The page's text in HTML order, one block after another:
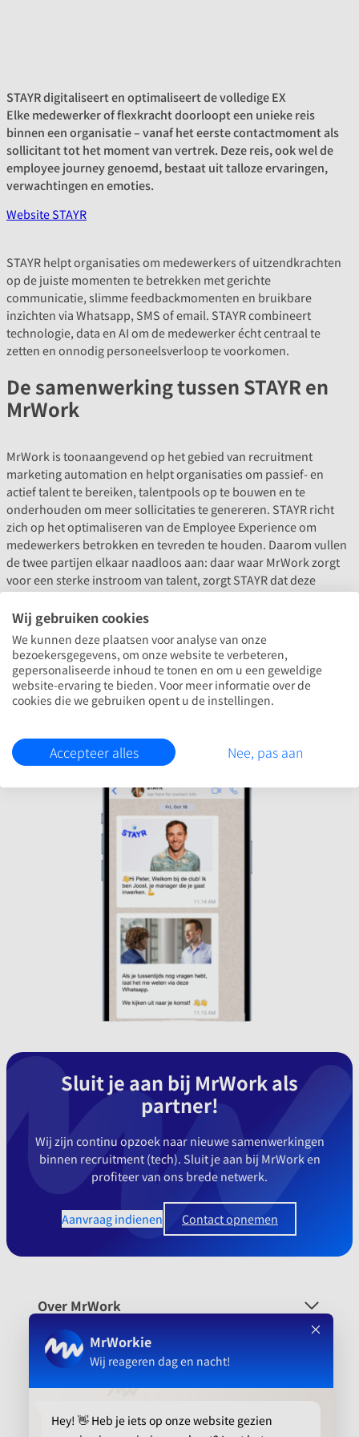
STAYR digitaliseert en optimaliseert de volledige EX
Elke medewerker of flexkracht doorloopt een unieke reis
binnen een organisatie – vanaf het eerste contactmoment als
sollicitant tot het moment van vertrek. Deze reis, ook wel de
employee journey genoemd, bestaat uit talloze ervaringen,
verwachtingen en emoties.
Website STAYR
STAYR helpt organisaties om medewerkers of uitzendkrachten
op de juiste momenten te betrekken met gerichte
communicatie, slimme feedbackmomenten en bruikbare
inzichten via Whatsapp, SMS of email. STAYR combineert
technologie, data en AI om de medewerker écht centraal te
zetten en onnodig personeelsverloop te voorkomen.
De samenwerking tussen STAYR en
MrWork
MrWork is toonaangevend op het gebied van recruitment
marketing automation en helpt organisaties om passief- en
actief talent te bereiken, talentpools op te bouwen en te
onderhouden om meer sollicitaties te genereren. STAYR richt
zich op het optimaliseren van de Employee Experience om
medewerkers betrokken en tevreden te houden. Daarom vullen
de twee partijen elkaar naadloos aan: daar waar MrWork zorgt
voor een sterke instroom van talent, zorgt STAYR dat deze
waardevolle medewerkers langer behouden blijven.
De technologie van MrWork richt zich op het bereiken,
informeren en converteren van de juiste kandidaten en hen naar
een werkgever te leiden. STAYR vult deze reis aan door een
vlekkeloze onboarding en een strategische aanpak voor
medewerkersbetrokkenheid te garanderen. “Samen bouwen we
Sluit je aan bij MrWork als
partner!
Wij zijn continu opzoek naar nieuwe samenwerkingen
binnen recruitment (tech). Sluit je aan bij MrWork en
profiteer van ons brede netwerk.
Aanvraag indienen Contact opnemen
Over MrWork
Voor wie
Platform
Wij gebruiken cookies
We kunnen deze plaatsen voor analyse van onze
bezoekersgegevens, om onze website te verbeteren,
gepersonaliseerde inhoud te tonen en om u een geweldige
website-ervaring te bieden. Voor meer informatie over de
cookies die we gebruiken opent u de instellingen.
Accepteer alles Nee, pas aan